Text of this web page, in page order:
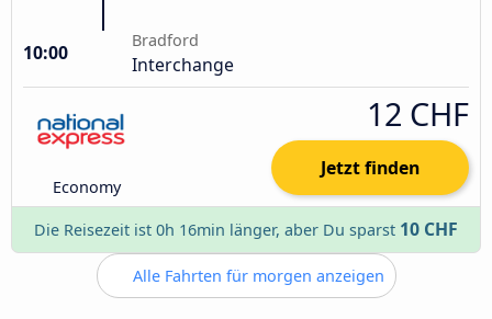
10:00
Bradford
Interchange
Economy
12 CHF
Jetzt finden
Die Reisezeit ist 0h 16min länger, aber Du sparst 10 CHF
Alle Fahrten für morgen anzeigen